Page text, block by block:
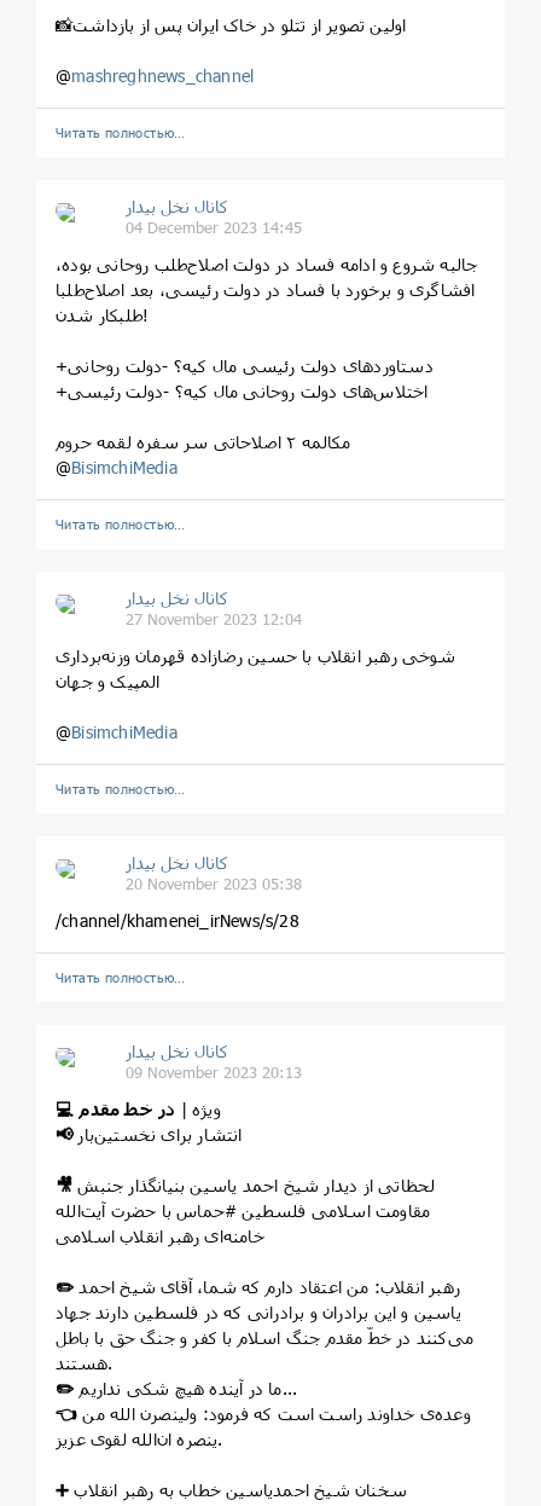
📸اولين تصوير از تتلو در خاک ایران پس از بازداشت
@mashreghnews_channel
Читать полностью…
کانال نخل بیدار
04 December 2023 14:45
جالبه شروع و ادامه فساد در دولت اصلاح‌طلب روحانی بوده،
افشاگری و برخورد با فساد در دولت رئیسی، بعد اصلاح‌طلبا
طلبکار شدن!
+دستاوردهای دولت رئیسی مال کیه؟ -دولت روحانی
+اختلاس‌های دولت روحانی مال کیه؟ -دولت رئیسی
مکالمه ۲ اصلاحاتی سر سفره لقمه حروم
@BisimchiMedia
Читать полностью…
کانال نخل بیدار
27 November 2023 12:04
شوخی رهبر انقلاب با حسین رضازاده قهرمان وزنه‌برداری
المپیک و جهان
@BisimchiMedia
Читать полностью…
کانال نخل بیدار
20 November 2023 05:38
/channel/khamenei_irNews/s/28
Читать полностью…
کانال نخل بیدار
09 November 2023 20:13
💻 ویژه | در خط مقدم
📢 انتشار برای نخستین‌بار
🎥 لحظاتی از دیدار شیخ احمد یاسین بنیانگذار جنبش
مقاومت اسلامی فلسطین #حماس با حضرت آیت‌الله
خامنه‌ای رهبر انقلاب اسلامی
✏️
یاسین و این برادران و برادرانی که در فلسطین دارند جهاد
می‌کنند در خطّ مقدم جنگ اسلام با کفر و جنگ حق با باطل
هستند.
✏️
ما در آینده هیچ شکی نداریم...
👈 وعده‌ی خداوند راست است که فرمود: ولینصرن‌ الله‌ من‌
ینصره‌ ان‌الله‌ لقوی‌ عزیز.
➕ سخنان شیخ احمدیاسین خطاب به رهبر انقلاب